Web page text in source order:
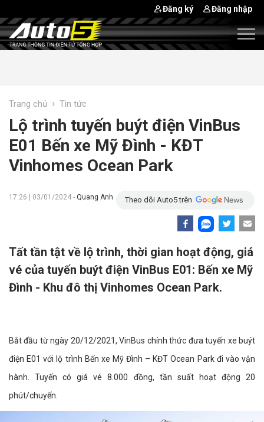
Đăng ký Đăng nhập
Trang chủ › Tin tức
Lộ trình tuyến buýt điện VinBus
E01 Bến xe Mỹ Đình - KĐT
Vinhomes Ocean Park
17:26 | 03/01/2024 - Quang Anh Theo dõi Auto5 trên
Tất tần tật về lộ trình, thời gian hoạt động, giá
vé của tuyến buýt điện VinBus E01: Bến xe Mỹ
Đình - Khu đô thị Vinhomes Ocean Park.
Bắt đầu từ ngày 20/12/2021, VinBus chính thức đưa tuyến xe buýt
điện E01 với lộ trình Bến xe Mỹ Đình – KĐT Ocean Park đi vào vận
hành. Tuyến có giá vé 8.000 đồng, tần suất hoạt động 20
phút/chuyến.